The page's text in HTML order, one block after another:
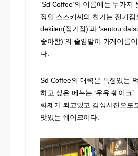
‘Sd Coffee’의 이름에는 두가지
장인 스즈키씨의 친가는 전기점
dekiten(점기점)’과 ‘sentou
좋아함)’의 줄임말이 가게이름
다.
Sd Coffee의 매력은 특징있는
하고 싶은 메뉴는 ‘우유 쉐이크’.
화제가 되고있고 감성사진으로
맛있는 쉐이크이다.